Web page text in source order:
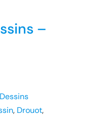
–
Dessins
, Drouot,